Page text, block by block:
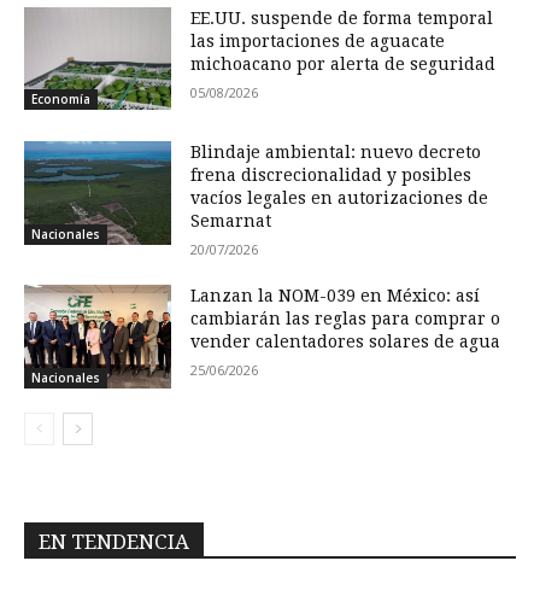
Economía
EE.UU. suspende de forma temporal
las importaciones de aguacate
michoacano por alerta de seguridad
05/08/2026
Nacionales
Blindaje ambiental: nuevo decreto
frena discrecionalidad y posibles
vacíos legales en autorizaciones de
Semarnat
20/07/2026
Nacionales
Lanzan la NOM-039 en México: así
cambiarán las reglas para comprar o
vender calentadores solares de agua
25/06/2026
EN TENDENCIA